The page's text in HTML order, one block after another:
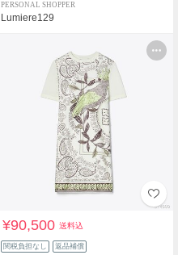
PERSONAL SHOPPER
Lumiere129
¥90,500送料込
関税負担なし 返品補償